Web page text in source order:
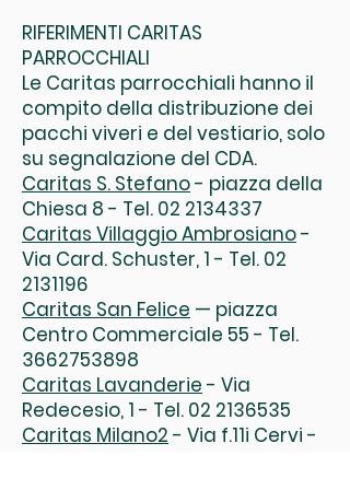
RIFERIMENTI CARITAS
PARROCCHIALI
Le Caritas parrocchiali hanno il
compito della distribuzione dei
pacchi viveri e del vestiario, solo
su segnalazione del CDA.
Caritas S. Stefano- piazza della
Chiesa 8 - Tel. 02 2134337
Caritas Villaggio Ambrosiano-
Via Card. Schuster, 1 - Tel. 02
2131196
Caritas San Felice — piazza
Centro Commerciale 55 - Tel.
3662753898
Caritas Lavanderie - Via
Redecesio, 1 - Tel. 02 2136535
Caritas Milano2 - Via f.11i Cervi -